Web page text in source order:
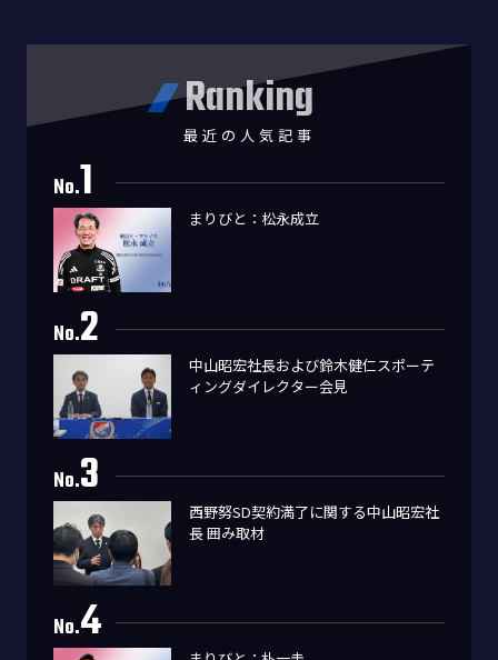
Ranking
最近の人気記事
No.1
まりびと：松永成立
No.2
中山昭宏社長および鈴木健仁スポーテ
ィングダイレクター会見
No.3
西野努SD契約満了に関する中山昭宏社
長 囲み取材
No.4